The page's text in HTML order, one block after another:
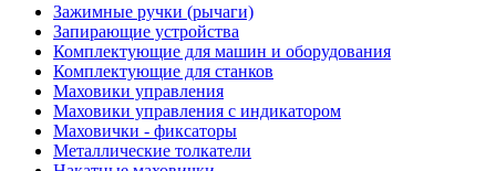
Зажимные ручки (рычаги)
Запирающие устройства
Комплектующие для машин и оборудования
Комплектующие для станков
Маховики управления
Маховики управления с индикатором
Маховички - фиксаторы
Металлические толкатели